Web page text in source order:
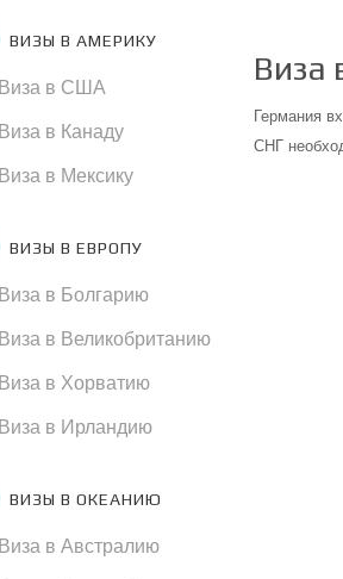
ВИЗЫ В АМЕРИКУ
Виза в США
Виза в Канаду
Виза в Мексику
ВИЗЫ В ЕВРОПУ
Виза в Болгарию
Виза в Великобританию
Виза в Хорватию
Виза в Ирландию
ВИЗЫ В ОКЕАНИЮ
Виза в Австралию
Виза
Германия
СНГ